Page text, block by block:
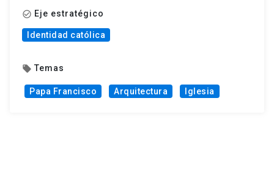
check_circle_outline Eje estratégico
Identidad católica
local_offer Temas
Papa Francisco Arquitectura Iglesia